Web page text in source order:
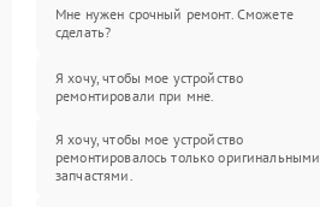
Мне нужен срочный ремонт. Сможете
сделать?
Я хочу, чтобы мое устройство
ремонтировали при мне.
Я хочу, чтобы мое устройство
ремонтировалось только оригинальными
запчастями.